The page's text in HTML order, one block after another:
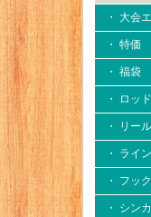
・ 大会
・ 特価
・ 福袋
・ ロッド
・ リール
・ ライン
・ フック
・ シン